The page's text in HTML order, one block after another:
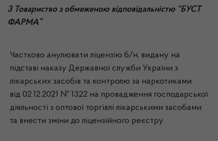
3 Товариство з обмеженою відповідальністю “БУСТ
ФАРМА”
Частково анулювати ліцензію б/н, видану на
підставі наказу Державної служби України з
лікарських засобів та контролю за наркотиками
від 02.12.2021 № 1322 на провадження господарської
діяльності з оптової торгівлі лікарськими засобами
та внести зміни до ліцензійного реєстру